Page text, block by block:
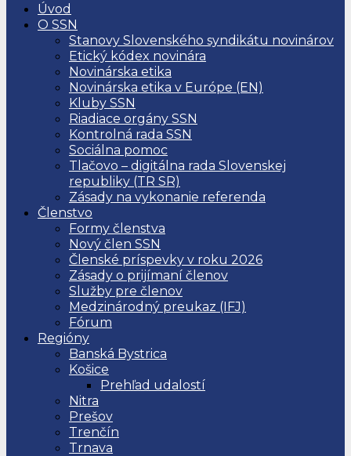
Úvod
O SSN
Stanovy Slovenského syndikátu novinárov
Etický kódex novinára
Novinárska etika
Novinárska etika v Európe (EN)
Kluby SSN
Riadiace orgány SSN
Kontrolná rada SSN
Sociálna pomoc
Tlačovo – digitálna rada Slovenskej
republiky (TR SR)
Zásady na vykonanie referenda
Členstvo
Formy členstva
Nový člen SSN
Členské príspevky v roku 2026
Zásady o prijímaní členov
Služby pre členov
Medzinárodný preukaz (IFJ)
Fórum
Regióny
Banská Bystrica
Košice
Prehľad udalostí
Nitra
Prešov
Trenčín
Trnava